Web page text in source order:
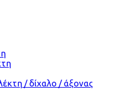
/ δίχαλο / άξονας